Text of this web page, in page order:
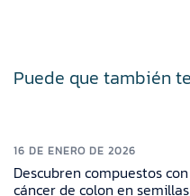
Puede que también
16 DE ENERO DE 2026
Descubren compuestos
cáncer de colon en